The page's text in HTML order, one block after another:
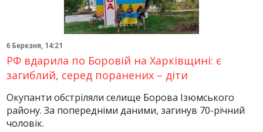
6 Березня, 14:21
РФ вдарила по Боровій на Харківщині: є
загиблий, серед поранених – діти
Окупанти обстріляли селище Борова Ізюмського
району. За попередніми даними, загинув 70-річний
чоловік.